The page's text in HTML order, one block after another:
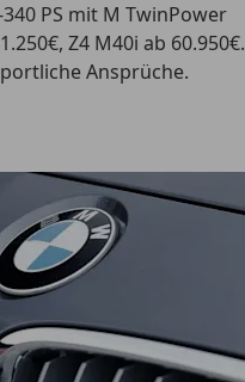
PS mit M TwinPower
Z4 M40i ab 60.950€.
Ansprüche.